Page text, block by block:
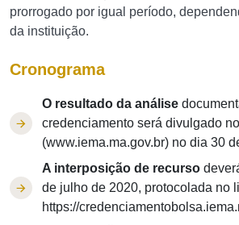
prorrogado por igual período,
da instituição.
Cronograma
O resultado da análise
credenciamento será divulgado
(www.iema.ma.gov.br) no dia 30
A interposição de recurso
de julho de 2020, protocolada no
https://